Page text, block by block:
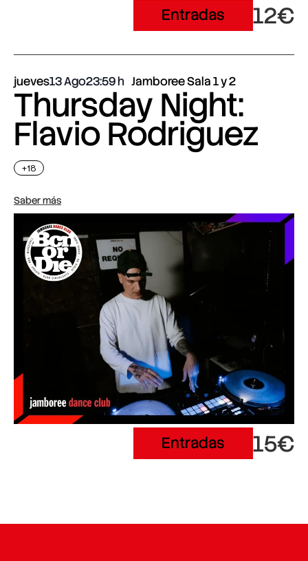
Entradas 12€
jueves13 Ago23:59 Jamboree Sala 1 y 2
Thursday Night:
Flavio Rodriguez
+18
Saber más
Entradas 15€